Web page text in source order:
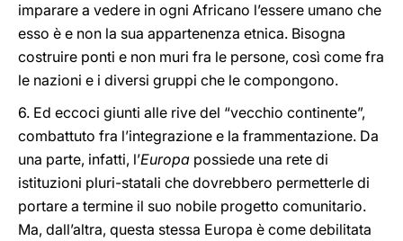
imparare a vedere in ogni Africano l’essere umano che
esso è e non la sua appartenenza etnica. Bisogna
costruire ponti e non muri fra le persone, così come fra
le nazioni e i diversi gruppi che le compongono.
6. Ed eccoci giunti alle rive del “vecchio continente”,
combattuto fra l’integrazione e la frammentazione. Da
una parte, infatti, l’Europa possiede una rete di
istituzioni pluri-statali che dovrebbero permetterle di
portare a termine il suo nobile progetto comunitario.
Ma, dall’altra, questa stessa Europa è come debilitata